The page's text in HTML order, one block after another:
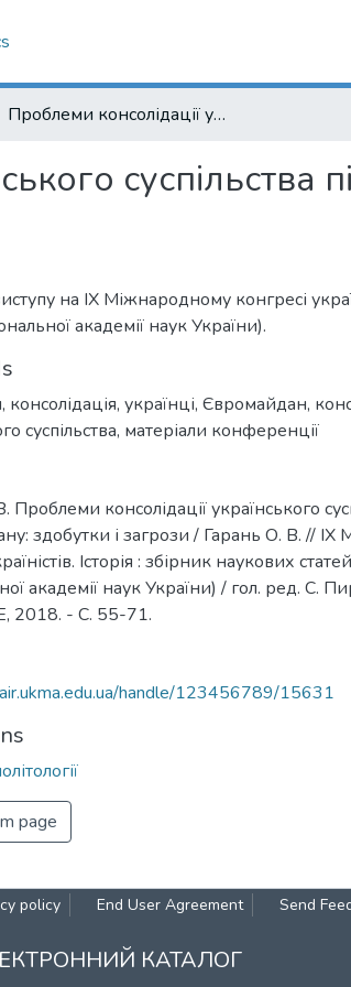
Проблеми консолідації українського суспільства після Євромайдану: здобутки і загрози
суспільства
на ІХ Міжнародному конгресі
академії наук України).
, консолідація, українці, Євромайдан,
суспільства, матеріали конференції
Проблеми консолідації українського
здобутки і загрози / Гарань О. В. //
Історія : збірник наукових
академії наук України) / гол. ред. С.
2018. - С. 55-71.
handle/123456789/15631
page
policy End User Agreement Send
КАТАЛОГ